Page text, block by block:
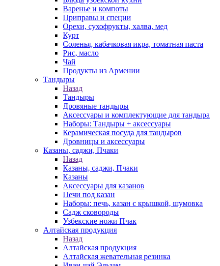
Варенье и компоты
Приправы и специи
Орехи, сухофрукты, халва, мед
Курт
Соленья, кабачковая икра, томатная паста
Рис, масло
Чай
Продукты из Армении
Тандыры
Назад
Тандыры
Дровяные тандыры
Аксессуары и комплектующие для тандыра
Наборы: Тандыры + аксессуары
Керамическая посуда для тандыров
Дровницы и аксессуары
Казаны, саджи, Пчаки
Назад
Казаны, саджи, Пчаки
Казаны
Аксессуары для казанов
Печи под казан
Наборы: печь, казан с крышкой, шумовка
Садж сковороды
Узбекские ножи Пчак
Алтайская продукция
Назад
Алтайская продукция
Алтайская жевательная резинка